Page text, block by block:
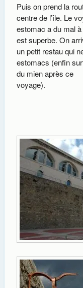
Puis on prend la
centre de l’île. Le
estomac a du mal
est superbe. On
un petit restau qui
estomacs (enfin
du mien après ce
voyage).